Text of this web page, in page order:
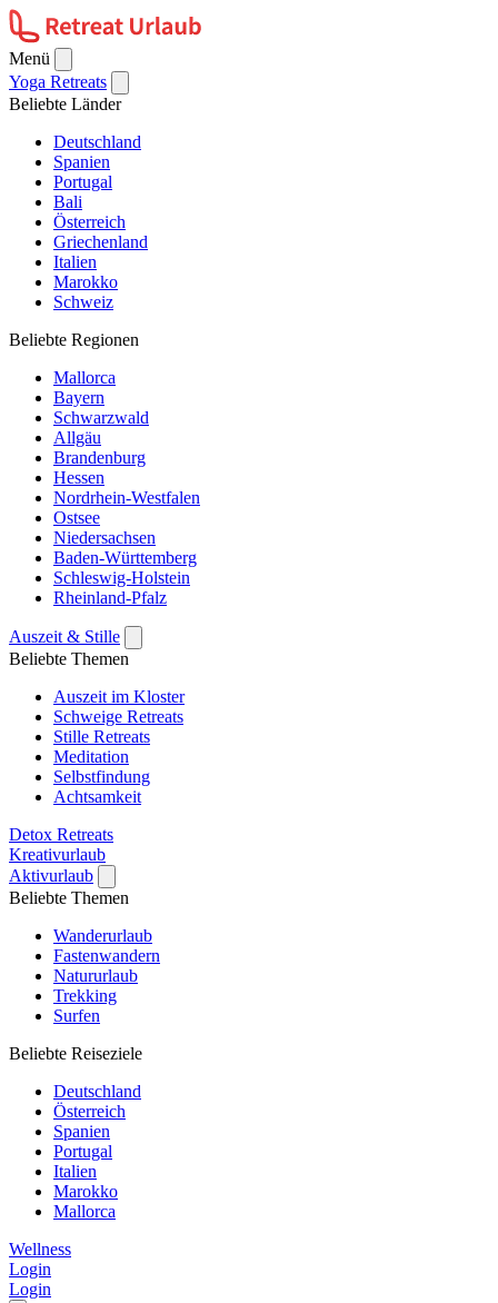
Menü
Yoga Retreats
Beliebte Länder
Deutschland
Spanien
Portugal
Bali
Österreich
Griechenland
Italien
Marokko
Schweiz
Beliebte Regionen
Mallorca
Bayern
Schwarzwald
Allgäu
Brandenburg
Hessen
Nordrhein-Westfalen
Ostsee
Niedersachsen
Baden-Württemberg
Schleswig-Holstein
Rheinland-Pfalz
Auszeit & Stille
Beliebte Themen
Auszeit im Kloster
Schweige Retreats
Stille Retreats
Meditation
Selbstfindung
Achtsamkeit
Detox Retreats
Kreativurlaub
Aktivurlaub
Beliebte Themen
Wanderurlaub
Fastenwandern
Natururlaub
Trekking
Surfen
Beliebte Reiseziele
Deutschland
Österreich
Spanien
Portugal
Italien
Marokko
Mallorca
Wellness
Login
Login